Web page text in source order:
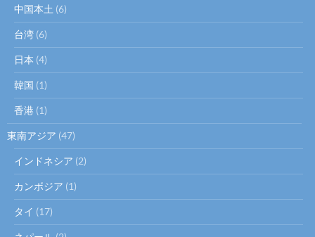
中国本土 (6)
台湾 (6)
日本 (4)
韓国 (1)
香港 (1)
東南アジア (47)
インドネシア (2)
カンボジア (1)
タイ (17)